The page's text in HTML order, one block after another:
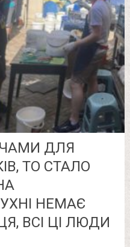
ДЛЯ
ТО СТАЛО
НЕМАЄ
ВСІ ЦІ ЛЮДИ